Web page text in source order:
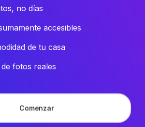
no días
accesibles
de tu casa
fotos reales
Comenzar